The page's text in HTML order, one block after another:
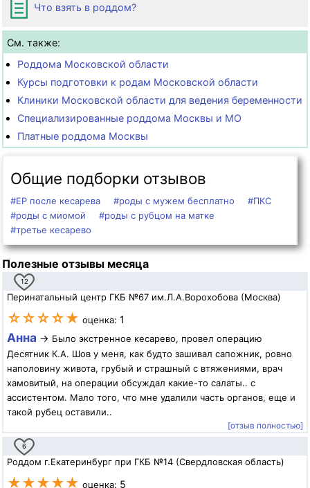
Что взять в роддом?
См. также:
Роддома Московской области
Курсы подготовки к родам Московской области
Клиники Московской области для ведения беременности
Специализированные роддома Москвы и МО
Платные роддома Москвы
Общие подборки отзывов
#ЕР после кесарева #роды с мужем бесплатно
#ПКС
#роды с миомой
#роды с рубцом на матке
#третье кесарево
Полезные отзывы месяца
12
Перинатальный центр ГКБ №67 им.Л.А.Ворохобова (Москва)
☆☆☆☆★ оценка: 1
Анна → Было экстренное кесарево, провел операцию
Десятник К.А. Шов у меня, как будто зашивал сапожник, ровно
наполовину живота, грубый и страшный с втяжениями, врач
хамовитый, на операции обсуждал какие-то салаты.. с
ассистентом. Мало того, что мне удалили часть органов, еще и
такой рубец оставили..
[отзыв полностью]
6
Роддом г.Екатеринбург при ГКБ №14 (Свердловская область)
★★★★★ оценка: 5